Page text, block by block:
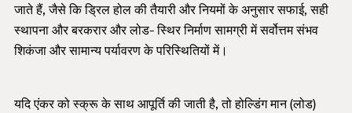
जाते हैं, जैसे कि ड्रिल होल की तैयारी और नियमों के अनुसार सफाई, सही
स्थापना और बरकरार और लोड- स्थिर निर्माण सामग्री में सर्वोत्तम संभव
शिकंजा और सामान्य पर्यावरण के परिस्थितियों में।
यदि एंकर को स्क्रू के साथ आपूर्ति की जाती है, तो होल्डिंग मान (लोड)